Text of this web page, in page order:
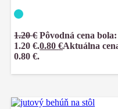
1.20€ Pôvodná cena bola:
1.20 €.0.80€Aktuálna
0.80 €.